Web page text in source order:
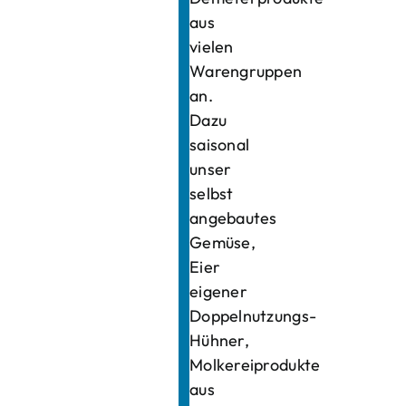
aus
vielen
Warengruppen
an.
Dazu
saisonal
unser
selbst
angebautes
Gemüse,
Eier
eigener
Doppelnutzungs-
Hühner,
Molkereiprodukte
aus